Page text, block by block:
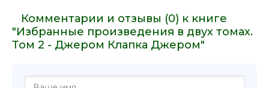
Комментарии и отзывы (0) к книге
"Избранные произведения в двух томах.
Том 2 - Джером Клапка Джером"